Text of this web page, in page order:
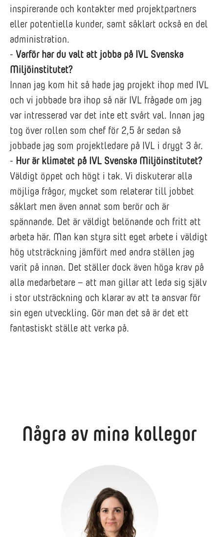
inspirerande och kontakter med projektpartners
eller potentiella kunder, samt såklart också en del
administration.
- Varför har du valt att jobba på IVL Svenska
Miljöinstitutet?
Innan jag kom hit så hade jag projekt ihop med IVL
och vi jobbade bra ihop så när IVL frågade om jag
var intresserad var det inte ett svårt val. Innan jag
tog över rollen som chef för 2,5 år sedan så
jobbade jag som projektledare på IVL i drygt 3 år.
- Hur är klimatet på IVL Svenska Miljöinstitutet?
Väldigt öppet och högt i tak. Vi diskuterar alla
möjliga frågor, mycket som relaterar till jobbet
såklart men även annat som berör och är
spännande. Det är väldigt belönande och fritt att
arbeta här. Man kan styra sitt eget arbete i väldigt
hög utsträckning jämfört med andra ställen jag
varit på innan. Det ställer dock även höga krav på
alla medarbetare – att man gillar att leda sig själv
i stor utsträckning och klarar av att ta ansvar för
sin egen utveckling. Gör man det så är det ett
fantastiskt ställe att verka på.
Några av mina kollegor